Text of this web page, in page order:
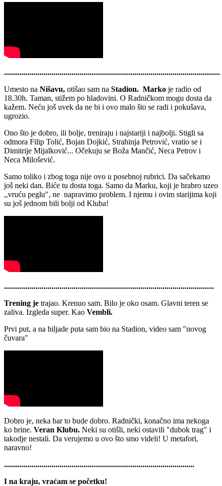
.............................................................................................................
Umesto na Nišavu, otišao sam na Stadion. Marko je radio od
18.30h. Taman, stižem po hladovini. O Radničkom mogu dosta da
kažem. Neću još uvek da ne bi i ovo malo što se radi i pokušava,
ugrozio.
Ono što je dobro, ili bolje, treniraju i najstariji i najbolji. Stigli sa
odmora Filip Tolić, Bojan Dojkić, Strahinja Petrović, vratio se i
Dimitrije Mijalković... Očekuju se Boža Mančić, Neca Petrov i
Neca Milošević.
Samo toliko i zbog toga nije ovo u posebnoj rubrici. Da sačekamo
još neki dan. Biće tu dosta toga. Samo da Marku, koji je hrabro uzeo
,,vruću peglu", ne napravimo problem. I njemu i ovim starijima koji
su još jednom bili bolji od Kluba!
..........................................................................................................
Trening je trajao. Krenuo sam. Bilo je oko osam. Glavni teren se
zaliva. Izgleda super. Kao Vembli.
Prvi put, a na hiljade puta sam bio na Stadion, video sam "novog
čuvara"
Dobro je, neka bar to bude dobro. Radnički, konačno ima nekoga
ko brine. Veran Klubu. Neki su otišli, neki ostavili "dubok trag" i
takodje nestali. Da verujemo u ovo što smo videli! U metafori,
naravno!
................................................................................................
I na kraju, vraćam se početku!